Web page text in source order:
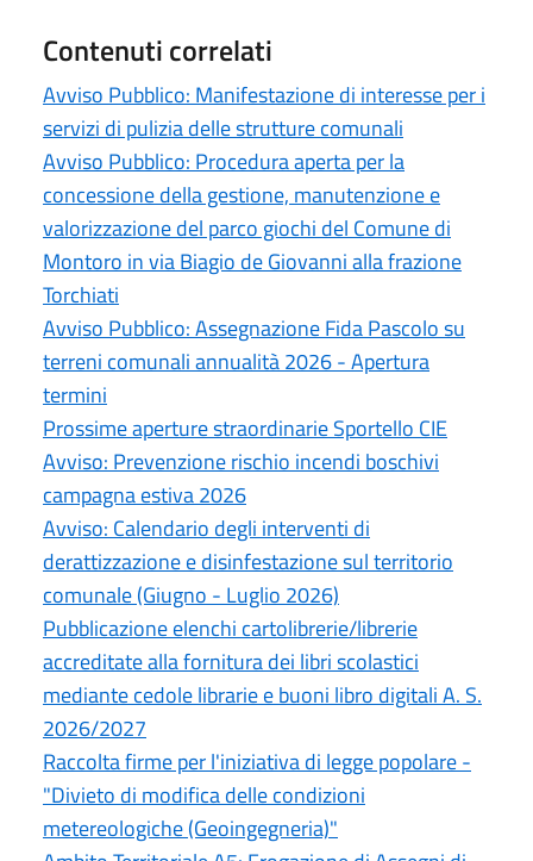
Contenuti correlati
Avviso Pubblico: Manifestazione di interesse per i
servizi di pulizia delle strutture comunali
Avviso Pubblico: Procedura aperta per la
concessione della gestione, manutenzione e
valorizzazione del parco giochi del Comune di
Montoro in via Biagio de Giovanni alla frazione
Torchiati
Avviso Pubblico: Assegnazione Fida Pascolo su
terreni comunali annualità 2026 - Apertura
termini
Prossime aperture straordinarie Sportello CIE
Avviso: Prevenzione rischio incendi boschivi
campagna estiva 2026
Avviso: Calendario degli interventi di
derattizzazione e disinfestazione sul territorio
comunale (Giugno - Luglio 2026)
Pubblicazione elenchi cartolibrerie/librerie
accreditate alla fornitura dei libri scolastici
mediante cedole librarie e buoni libro digitali A. S.
2026/2027
Raccolta firme per l'iniziativa di legge popolare -
"Divieto di modifica delle condizioni
metereologiche (Geoingegneria)"